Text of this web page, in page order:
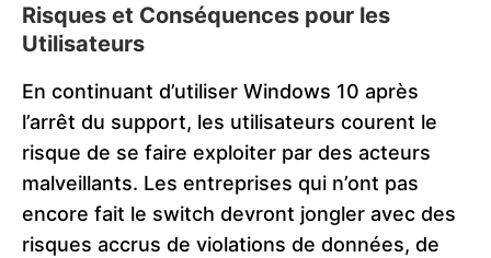
Risques et Conséquences pour les
Utilisateurs
En continuant d’utiliser Windows 10 après
l’arrêt du support, les utilisateurs courent le
risque de se faire exploiter par des acteurs
malveillants. Les entreprises qui n’ont pas
encore fait le switch devront jongler avec des
risques accrus de violations de données, de